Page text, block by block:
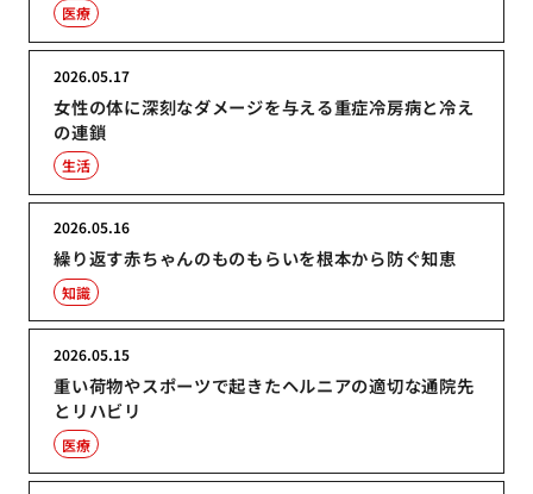
医療
女性の体に深刻なダメージを与える重症冷房病と冷え
の連鎖
2026.05.17
生活
繰り返す赤ちゃんのものもらいを根本から防ぐ知恵
2026.05.16
知識
重い荷物やスポーツで起きたヘルニアの適切な通院先
とリハビリ
2026.05.15
医療